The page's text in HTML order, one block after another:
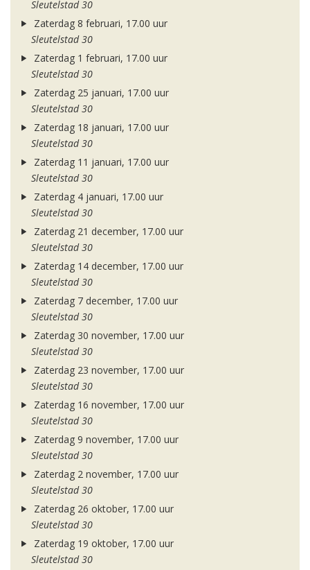
Sleutelstad 30
Zaterdag 8 februari, 17.00 uur
Sleutelstad 30
Zaterdag 1 februari, 17.00 uur
Sleutelstad 30
Zaterdag 25 januari, 17.00 uur
Sleutelstad 30
Zaterdag 18 januari, 17.00 uur
Sleutelstad 30
Zaterdag 11 januari, 17.00 uur
Sleutelstad 30
Zaterdag 4 januari, 17.00 uur
Sleutelstad 30
Zaterdag 21 december, 17.00 uur
Sleutelstad 30
Zaterdag 14 december, 17.00 uur
Sleutelstad 30
Zaterdag 7 december, 17.00 uur
Sleutelstad 30
Zaterdag 30 november, 17.00 uur
Sleutelstad 30
Zaterdag 23 november, 17.00 uur
Sleutelstad 30
Zaterdag 16 november, 17.00 uur
Sleutelstad 30
Zaterdag 9 november, 17.00 uur
Sleutelstad 30
Zaterdag 2 november, 17.00 uur
Sleutelstad 30
Zaterdag 26 oktober, 17.00 uur
Sleutelstad 30
Zaterdag 19 oktober, 17.00 uur
Sleutelstad 30